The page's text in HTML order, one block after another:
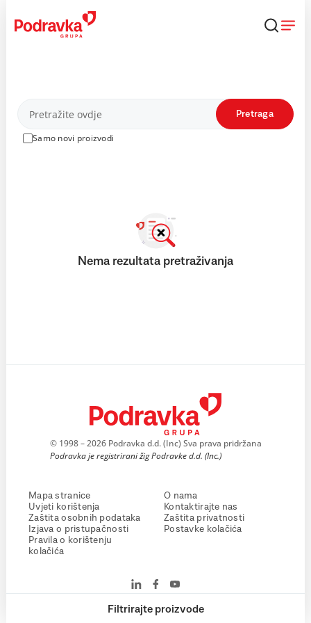
content
Proizvodi
Samo novi proizvodi
Pretraga
Filtrirajte proizvode
Nema rezultata pretraživanja
© 1998 – 2026 Podravka d.d. (Inc) Sva prava pridržana
Podravka je registrirani žig Podravke d.d. (Inc.)
Mapa stranice
Uvjeti korištenja
Zaštita osobnih podataka
Izjava o pristupačnosti
Pravila o korištenju
kolačića
O nama
Kontaktirajte nas
Zaštita privatnosti
Postavke kolačića